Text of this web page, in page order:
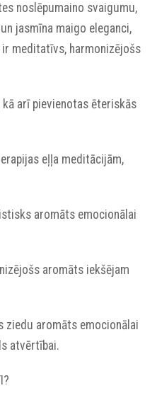
noslēpumaino svaigumu,
jasmīna maigo eleganci,
meditatīvs, harmonizējošs
arī pievienotas ēteriskās
eļļa meditācijām,
aromāts emocionālai
aromāts iekšējam
ziedu aromāts emocionālai
atvērtībai.